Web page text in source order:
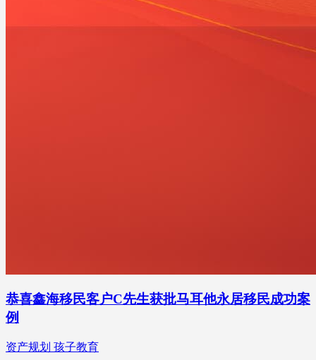
恭喜鑫海移民客户C先生获批马耳他永居移民成功案
例
资产规划 孩子教育